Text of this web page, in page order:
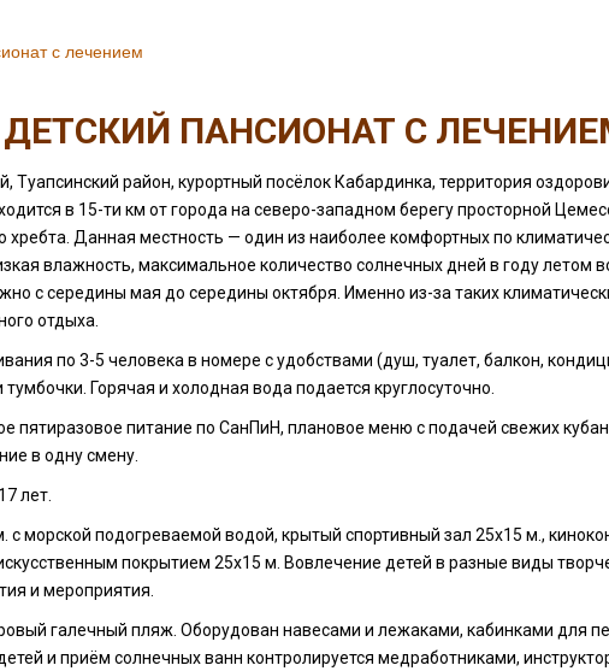
с лечением
ПАНСИОНАТ С
Туапсинский район, курортный посёлок Кабардинка, территория
в 15-ти км от города на северо-западном берегу просторной
хребта. Данная местность — один из наиболее комфортных по
влажность, максимальное количество солнечных дней в году летом
с середины мая до середины октября. Именно из-за таких
отдыха.
по 3-5 человека в номере с удобствами (душ, туалет, балкон,
Горячая и холодная вода подается круглосуточно.
пятиразовое питание по СанПиН, плановое меню с подачей свежих
в одну смену.
лет.
с морской подогреваемой водой, крытый спортивный зал 25х15 м.,
покрытием 25х15 м. Вовлечение детей в разные виды
и мероприятия.
галечный пляж. Оборудован навесами и лежаками, кабинками для
и приём солнечных ванн контролируется медработниками,